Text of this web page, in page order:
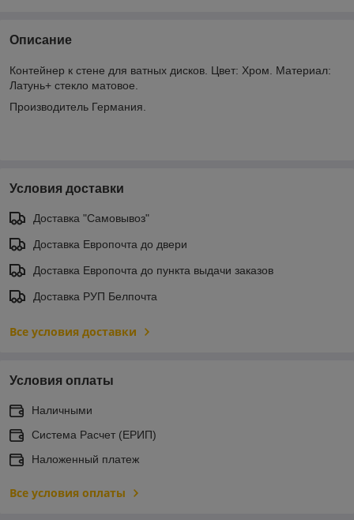
Описание
Контейнер к стене для ватных дисков. Цвет: Хром. Материал:
Латунь+ стекло матовое.
Производитель Германия.
Условия доставки
Доставка "Самовывоз"
Доставка Европочта до двери
Доставка Европочта до пункта выдачи заказов
Доставка РУП Белпочта
Все условия доставки
Условия оплаты
Наличными
Система Расчет (ЕРИП)
Наложенный платеж
Все условия оплаты